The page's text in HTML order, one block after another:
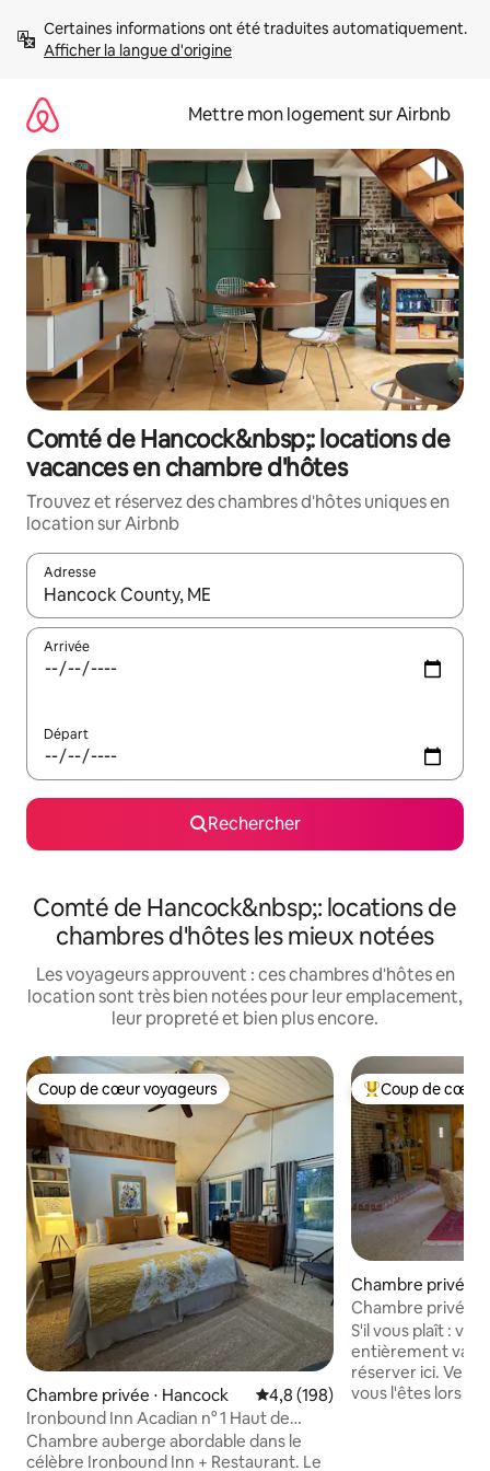
directement
Afficher la langue d'origine
Mettre mon logement sur Airbnb
Comté de Hancock&nbsp;: locations de
vacances en chambre d'hôtes
Trouvez et réservez des chambres d'hôtes uniques en
location sur Airbnb
Adresse
Lorsque les résultats s'affichent, utilisez les flèches vers le
Arrivée
Départ
Rechercher
Comté de Hancock&nbsp;: locations de
chambres d'hôtes les mieux notées
Les voyageurs approuvent : ces chambres d'hôtes en
location sont très bien notées pour leur emplacement,
leur propreté et bien plus encore.
Coup de cœur voyageurs
Coup de cœur voyageurs
Chambre privée ⋅ Hancock Évaluation moyenne sur la
4,8 (198)
Ironbound Inn Acadian n° 1 Haut de
gamme. Près d'Acadia.
Chambre auberge abordable dans le
célèbre Ironbound Inn + Restaurant. Le
Coups de cœur
Coup de cœur
Chambre privée
Harbor
Chambre privée
des Monts
S'il vous plaît :
entièrement
réserver ici.
vous l'êtes lors